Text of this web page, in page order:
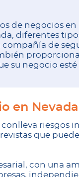
de negocios
diferentes
de
su negocio
en Nevada
riesgos
que
con una